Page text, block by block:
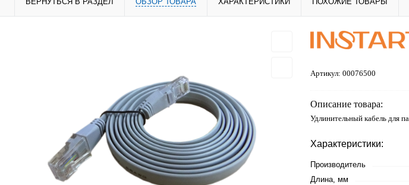
Артикул: 00076500
Описание товара:
Удлинительный кабель для
Характеристики:
Производитель
Длина, мм